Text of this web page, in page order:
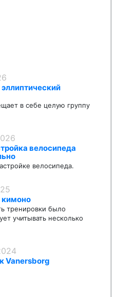
в себе целую группу
велосипеда
велосипеда.
кимоно
тренировки было
учитывать несколько
Vanersborg